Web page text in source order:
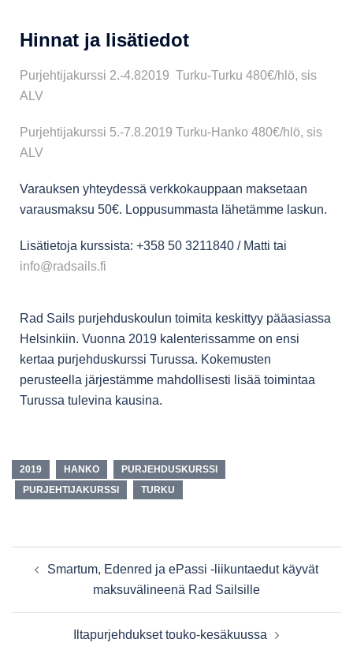
Hinnat ja lisätiedot
Purjehtijakurssi 2.-4.82019 Turku-Turku 480€/hlö, sis
ALV
Purjehtijakurssi 5.-7.8.2019 Turku-Hanko 480€/hlö, sis
ALV
Varauksen yhteydessä verkkokauppaan maksetaan
varausmaksu 50€. Loppusummasta lähetämme laskun.
Lisätietoja kurssista: +358 50 3211840 / Matti tai
info@radsails.fi
Rad Sails purjehduskoulun toimita keskittyy pääasiassa
Helsinkiin. Vuonna 2019 kalenterissamme on ensi
kertaa purjehduskurssi Turussa. Kokemusten
perusteella järjestämme mahdollisesti lisää toimintaa
Turussa tulevina kausina.
2019 HANKO
PURJEHDUSKURSSI
PURJEHTIJAKURSSI
TURKU
Smartum, Edenred ja ePassi -liikuntaedut käyvät
maksuvälineenä Rad Sailsille
Iltapurjehdukset touko-kesäkuussa